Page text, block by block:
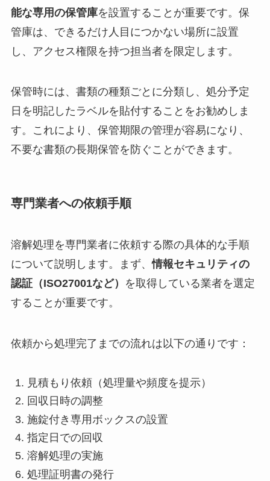
能な専用の保管庫を設置することが重要です。保
管庫は、できるだけ人目につかない場所に設置
し、アクセス権限を持つ担当者を限定します。
保管時には、書類の種類ごとに分類し、処分予定
日を明記したラベルを貼付することをお勧めしま
す。これにより、保管期限の管理が容易になり、
不要な書類の長期保管を防ぐことができます。
専門業者への依頼手順
溶解処理を専門業者に依頼する際の具体的な手順
について説明します。まず、情報セキュリティの
認証（ISO27001など）
を取得している業者を選定
することが重要です。
依頼から処理完了までの流れは以下の通りです：
見積もり依頼（処理量や頻度を提示）
回収日時の調整
施錠付き専用ボックスの設置
指定日での回収
溶解処理の実施
処理証明書の発行